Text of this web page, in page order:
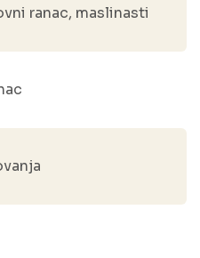
ranac, maslinasti